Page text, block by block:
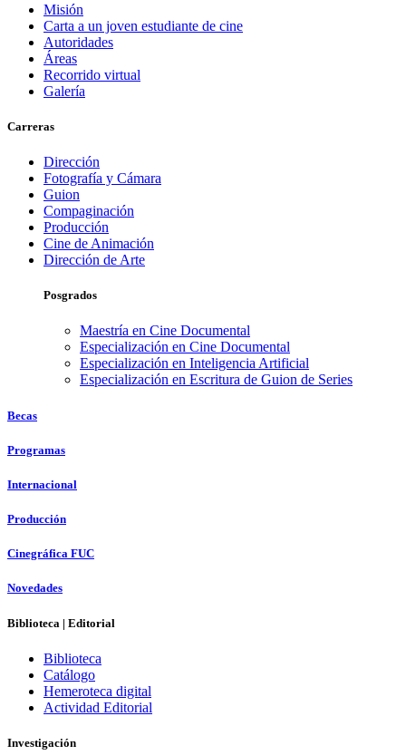
Misión
Carta a un joven estudiante de cine
Autoridades
Áreas
Recorrido virtual
Galería
Carreras
Dirección
Fotografía y Cámara
Guion
Compaginación
Producción
Cine de Animación
Dirección de Arte
Posgrados
Maestría en Cine Documental
Especialización en Cine Documental
Especialización en Inteligencia Artificial
Especialización en Escritura de Guion de Series
Becas
Programas
Internacional
Producción
Cinegráfica FUC
Novedades
Biblioteca | Editorial
Biblioteca
Catálogo
Hemeroteca digital
Actividad Editorial
Investigación